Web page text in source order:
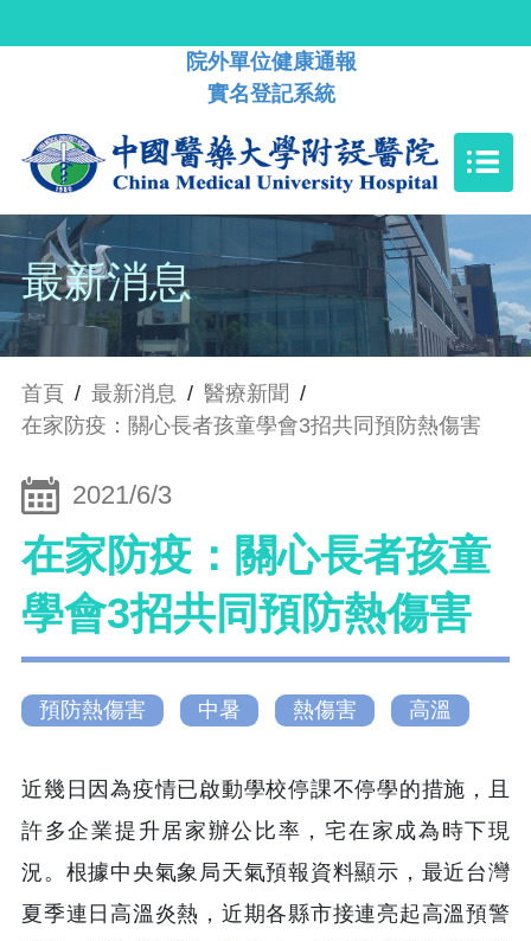
院外單位健康通報
實名登記系統
最新消息
首頁 / 最新消息 / 醫療新聞 /
在家防疫：關心長者孩童學會3招共同預防熱傷害
2021/6/3
在家防疫：關心長者孩童
學會3招共同預防熱傷害
預防熱傷害 中暑 熱傷害 高溫
近幾日因為疫情已啟動學校停課不停學的措施，且
許多企業提升居家辦公比率，宅在家成為時下現
況。根據中央氣象局天氣預報資料顯示，最近台灣
夏季連日高溫炎熱，近期各縣市接連亮起高溫預警